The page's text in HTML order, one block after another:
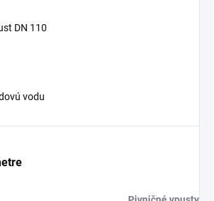
DN 110
vodu